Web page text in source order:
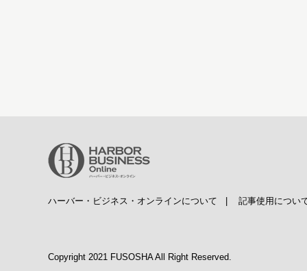
ハーバー・ビジネス・オンラインについて 記事使用につい
Copyright 2021 FUSOSHA All Right Reserved.